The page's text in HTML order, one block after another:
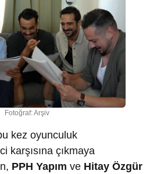
Fotoğraf: Arşiv
kez oyunculuk
karşısına çıkmaya
PPH Yapım ve Hitay Özgür